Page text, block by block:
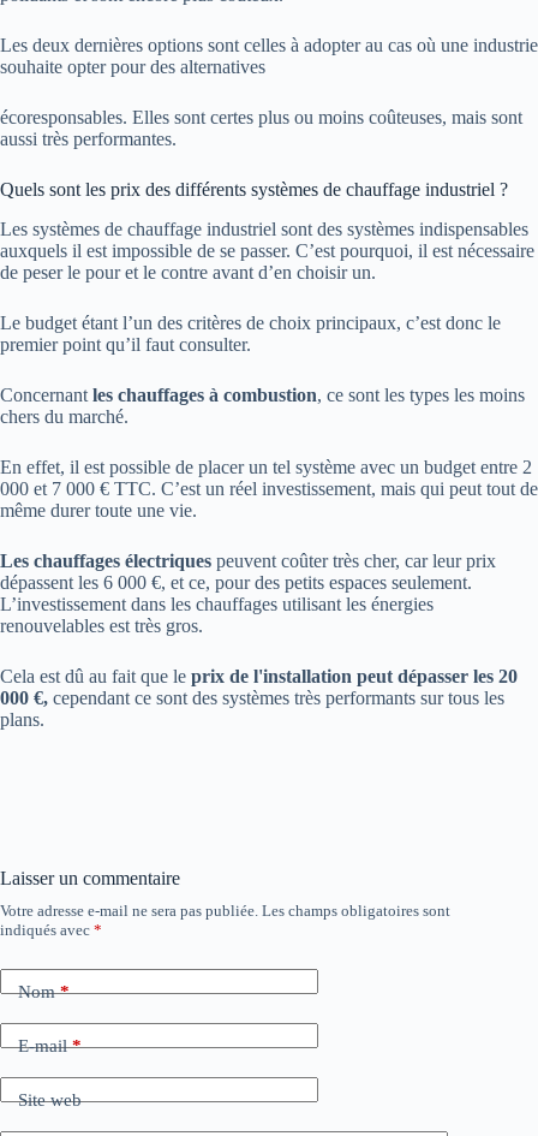
Les deux dernières options sont celles à adopter au cas où une industrie
souhaite opter pour des alternatives
écoresponsables. Elles sont certes plus ou moins coûteuses, mais sont
aussi très performantes.
Quels sont les prix des différents systèmes de chauffage industriel ?
Les systèmes de chauffage industriel sont des systèmes indispensables
auxquels il est impossible de se passer. C’est pourquoi, il est nécessaire
de peser le pour et le contre avant d’en choisir un.
Le budget étant l’un des critères de choix principaux, c’est donc le
premier point qu’il faut consulter.
Concernant les chauffages à combustion, ce sont les types les moins
chers du marché.
En effet, il est possible de placer un tel système avec un budget entre 2
000 et 7 000 € TTC. C’est un réel investissement, mais qui peut tout de
même durer toute une vie.
Les chauffages électriques peuvent coûter très cher, car leur prix
dépassent les 6 000 €, et ce, pour des petits espaces seulement.
L’investissement dans les chauffages utilisant les énergies
renouvelables est très gros.
Cela est dû au fait que le prix de l'installation peut dépasser les 20
000 €, cependant ce sont des systèmes très performants sur tous les
plans.
Laisser un commentaire
Votre adresse e-mail ne sera pas publiée. Les champs obligatoires sont
indiqués avec *
Nom*
E-mail*
Site web